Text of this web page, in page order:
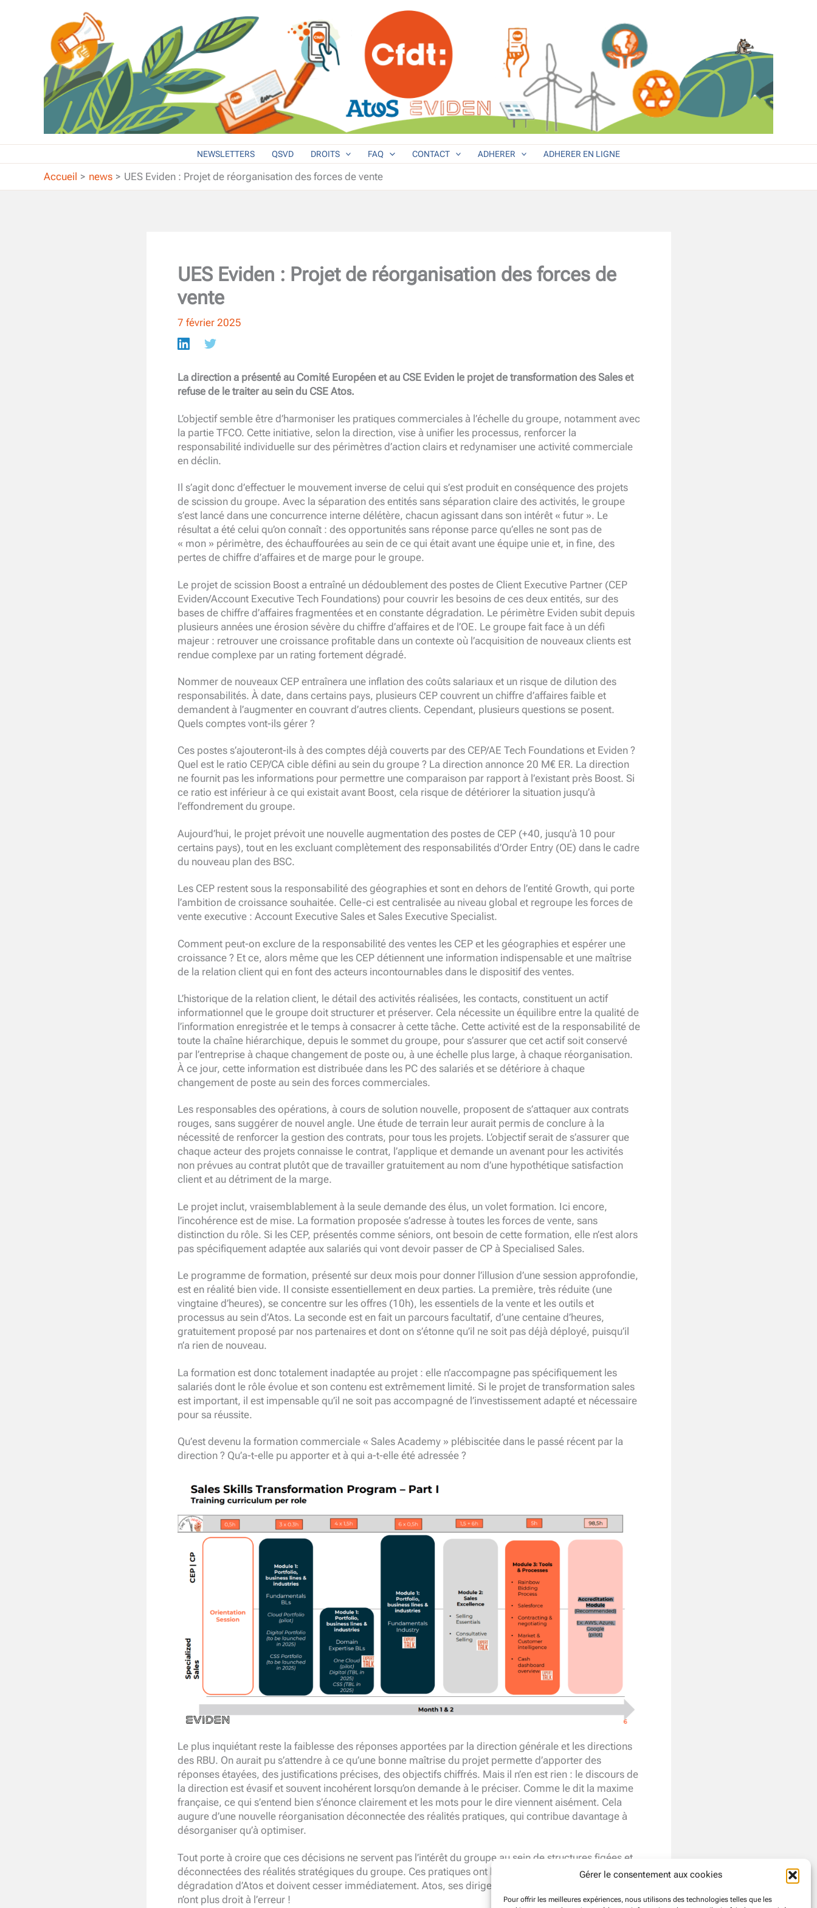
Gérer le consentement aux cookies
Pour offrir les meilleures expériences, nous utilisons des technologies telles que les
NEWSLETTERS QSVD DROITS FAQ CONTACT ADHERER ADHERER EN LIGNE
Accueil news UES Eviden : Projet de réorganisation des forces de vente
UES Eviden : Projet de réorganisation des forces de
vente
7 février 2025
La direction a présenté au Comité Européen et au CSE Eviden le projet de transformation des Sales et
refuse de le traiter au sein du CSE Atos.
L’objectif semble être d’harmoniser les pratiques commerciales à l’échelle du groupe, notamment avec
la partie TFCO. Cette initiative, selon la direction, vise à unifier les processus, renforcer la
responsabilité individuelle sur des périmètres d’action clairs et redynamiser une activité commerciale
en déclin.
Il s’agit donc d’effectuer le mouvement inverse de celui qui s’est produit en conséquence des projets
de scission du groupe. Avec la séparation des entités sans séparation claire des activités, le groupe
s’est lancé dans une concurrence interne délétère, chacun agissant dans son intérêt « futur ». Le
résultat a été celui qu’on connaît : des opportunités sans réponse parce qu’elles ne sont pas de
« mon » périmètre, des échauffourées au sein de ce qui était avant une équipe unie et, in fine, des
pertes de chiffre d’affaires et de marge pour le groupe.
Le projet de scission Boost a entraîné un dédoublement des postes de Client Executive Partner (CEP
Eviden/Account Executive Tech Foundations) pour couvrir les besoins de ces deux entités, sur des
bases de chiffre d’affaires fragmentées et en constante dégradation. Le périmètre Eviden subit depuis
plusieurs années une érosion sévère du chiffre d’affaires et de l’OE. Le groupe fait face à un défi
majeur : retrouver une croissance profitable dans un contexte où l’acquisition de nouveaux clients est
rendue complexe par un rating fortement dégradé.
Nommer de nouveaux CEP entraînera une inflation des coûts salariaux et un risque de dilution des
responsabilités. À date, dans certains pays, plusieurs CEP couvrent un chiffre d’affaires faible et
demandent à l’augmenter en couvrant d’autres clients. Cependant, plusieurs questions se posent.
Quels comptes vont-ils gérer ?
Ces postes s’ajouteront-ils à des comptes déjà couverts par des CEP/AE Tech Foundations et Eviden ?
Quel est le ratio CEP/CA cible défini au sein du groupe ? La direction annonce 20 M€ ER. La direction
ne fournit pas les informations pour permettre une comparaison par rapport à l’existant près Boost. Si
ce ratio est inférieur à ce qui existait avant Boost, cela risque de détériorer la situation jusqu’à
l’effondrement du groupe.
Aujourd’hui, le projet prévoit une nouvelle augmentation des postes de CEP (+40, jusqu’à 10 pour
certains pays), tout en les excluant complètement des responsabilités d’Order Entry (OE) dans le cadre
du nouveau plan des BSC.
Les CEP restent sous la responsabilité des géographies et sont en dehors de l’entité Growth, qui porte
l’ambition de croissance souhaitée. Celle-ci est centralisée au niveau global et regroupe les forces de
vente executive : Account Executive Sales et Sales Executive Specialist.
Comment peut-on exclure de la responsabilité des ventes les CEP et les géographies et espérer une
croissance ? Et ce, alors même que les CEP détiennent une information indispensable et une maîtrise
de la relation client qui en font des acteurs incontournables dans le dispositif des ventes.
L’historique de la relation client, le détail des activités réalisées, les contacts, constituent un actif
informationnel que le groupe doit structurer et préserver. Cela nécessite un équilibre entre la qualité de
l’information enregistrée et le temps à consacrer à cette tâche. Cette activité est de la responsabilité de
toute la chaîne hiérarchique, depuis le sommet du groupe, pour s’assurer que cet actif soit conservé
par l’entreprise à chaque changement de poste ou, à une échelle plus large, à chaque réorganisation.
À ce jour, cette information est distribuée dans les PC des salariés et se détériore à chaque
changement de poste au sein des forces commerciales.
Les responsables des opérations, à cours de solution nouvelle, proposent de s’attaquer aux contrats
rouges, sans suggérer de nouvel angle. Une étude de terrain leur aurait permis de conclure à la
nécessité de renforcer la gestion des contrats, pour tous les projets. L’objectif serait de s’assurer que
chaque acteur des projets connaisse le contrat, l’applique et demande un avenant pour les activités
non prévues au contrat plutôt que de travailler gratuitement au nom d’une hypothétique satisfaction
client et au détriment de la marge.
Le projet inclut, vraisemblablement à la seule demande des élus, un volet formation. Ici encore,
l’incohérence est de mise. La formation proposée s’adresse à toutes les forces de vente, sans
distinction du rôle. Si les CEP, présentés comme séniors, ont besoin de cette formation, elle n’est alors
pas spécifiquement adaptée aux salariés qui vont devoir passer de CP à Specialised Sales.
Le programme de formation, présenté sur deux mois pour donner l’illusion d’une session approfondie,
est en réalité bien vide. Il consiste essentiellement en deux parties. La première, très réduite (une
vingtaine d’heures), se concentre sur les offres (10h), les essentiels de la vente et les outils et
processus au sein d’Atos. La seconde est en fait un parcours facultatif, d’une centaine d’heures,
gratuitement proposé par nos partenaires et dont on s’étonne qu’il ne soit pas déjà déployé, puisqu’il
n’a rien de nouveau.
La formation est donc totalement inadaptée au projet : elle n’accompagne pas spécifiquement les
salariés dont le rôle évolue et son contenu est extrêmement limité. Si le projet de transformation sales
est important, il est impensable qu’il ne soit pas accompagné de l’investissement adapté et nécessaire
pour sa réussite.
Qu’est devenu la formation commerciale « Sales Academy » plébiscitée dans le passé récent par la
direction ? Qu’a-t-elle pu apporter et à qui a-t-elle été adressée ?
Le plus inquiétant reste la faiblesse des réponses apportées par la direction générale et les directions
des RBU. On aurait pu s’attendre à ce qu’une bonne maîtrise du projet permette d’apporter des
réponses étayées, des justifications précises, des objectifs chiffrés. Mais il n’en est rien : le discours de
la direction est évasif et souvent incohérent lorsqu’on demande à le préciser. Comme le dit la maxime
française, ce qui s’entend bien s’énonce clairement et les mots pour le dire viennent aisément. Cela
augure d’une nouvelle réorganisation déconnectée des réalités pratiques, qui contribue davantage à
désorganiser qu’à optimiser.
Tout porte à croire que ces décisions ne servent pas l’intérêt du groupe au sein de structures figées et
déconnectées des réalités stratégiques du groupe. Ces pratiques ont largement contribué à la
dégradation d’Atos et doivent cesser immédiatement. Atos, ses dirigeants, et toutes ses forces vives,
n’ont plus droit à l’erreur !